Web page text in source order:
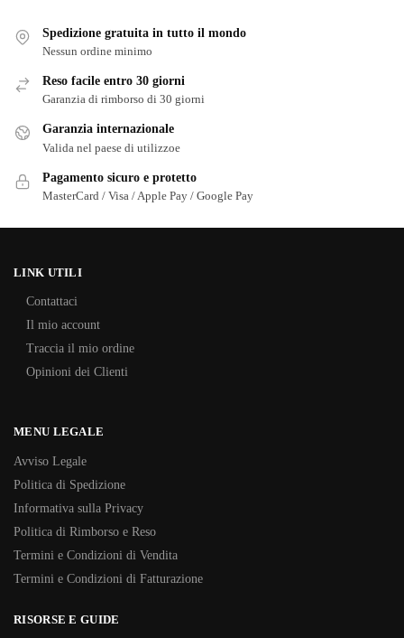
Spedizione gratuita in tutto il mondo
Nessun ordine minimo
Reso facile entro 30 giorni
Garanzia di rimborso di 30 giorni
Garanzia internazionale
Valida nel paese di utilizzoe
Pagamento sicuro e protetto
MasterCard / Visa / Apple Pay / Google Pay
LINK UTILI
Contattaci
Il mio account
Traccia il mio ordine
Opinioni dei Clienti
MENU LEGALE
Avviso Legale
Politica di Spedizione
Informativa sulla Privacy
Politica di Rimborso e Reso
Termini e Condizioni di Vendita
Termini e Condizioni di Fatturazione
RISORSE E GUIDE